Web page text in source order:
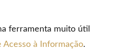
ferramenta muito útil
Acesso à Informação.